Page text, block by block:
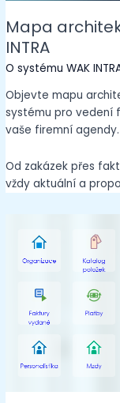
Mapa
INTRA
O systému WAK
Objevte mapu
systému pro vedení
vaše firemní agendy.
Od zakázek přes
vždy aktuální a